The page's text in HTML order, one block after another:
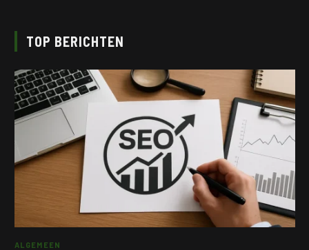
TOP BERICHTEN
ALGEMEEN